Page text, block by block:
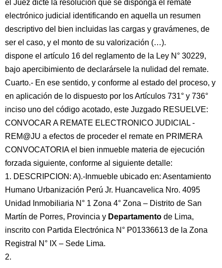
el Juez dicte la resolución que se disponga el remate
electrónico judicial identificando en aquella un resumen
descriptivo del bien incluidas las cargas y gravámenes, de
ser el caso, y el monto de su valorización (…).
dispone el artículo 16 del reglamento de la Ley N° 30229,
bajo apercibimiento de declarársele la nulidad del remate.
Cuarto.- En ese sentido, y conforme al estado del proceso, y
en aplicación de lo dispuesto por los Artículos 731° y 736°
inciso uno del código acotado, este Juzgado RESUELVE:
CONVOCAR A REMATE ELECTRONICO JUDICIAL -
REM@JU a efectos de proceder el remate en PRIMERA
CONVOCATORIA el bien inmueble materia de ejecución
forzada siguiente, conforme al siguiente detalle:
1. DESCRIPCION: A).-Inmueble ubicado en: Asentamiento
Humano Urbanización Perú Jr. Huancavelica Nro. 4095
Unidad Inmobiliaria N° 1 Zona 4° Zona – Distrito de San
Martín de Porres, Provincia y Departamento de Lima,
inscrito con Partida Electrónica N° P01336613 de la Zona
Registral N° IX – Sede Lima.
2.